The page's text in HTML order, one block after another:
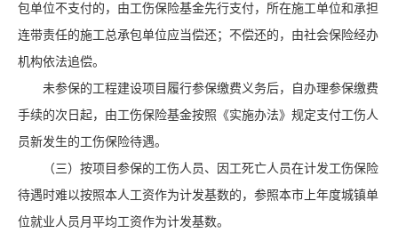
包单位不支付的，由工伤保险基金先行支付，所在施工单位和承担
连带责任的施工总承包单位应当偿还；不偿还的，由社会保险经办
机构依法追偿。
未参保的工程建设项目履行参保缴费义务后，自办理参保缴费
手续的次日起，由工伤保险基金按照《实施办法》规定支付工伤人
员新发生的工伤保险待遇。
（三）按项目参保的工伤人员、因工死亡人员在计发工伤保险
待遇时难以按照本人工资作为计发基数的，参照本市上年度城镇单
位就业人员月平均工资作为计发基数。